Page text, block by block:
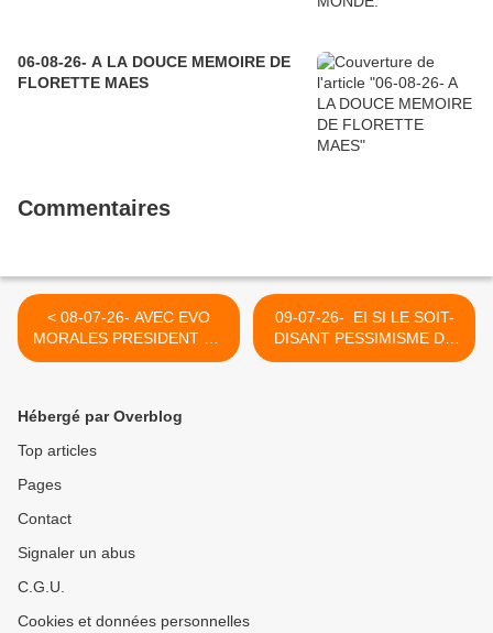
06-08-26- A LA DOUCE MEMOIRE DE
FLORETTE MAES
Commentaires
< 08-07-26- AVEC EVO
MORALES PRESIDENT DE
LA BOLIVIE JE DECLARE
RETOUR"
09-07-26- EI SI LE SOIT-
DISANT PESSIMISME DE
CIORAN N'ETAIT QU'UN
Hébergé par Overblog
Top articles
Pages
Contact
Signaler un abus
C.G.U.
Cookies et données personnelles